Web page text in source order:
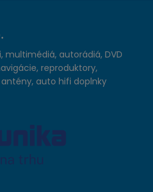
autorádiá, DVD
reproduktory,
auto hifi doplnky